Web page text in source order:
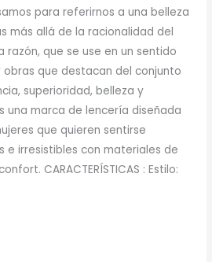
€.
para referirnos a una belleza
más allá de la racionalidad del
razón, que se use en un sentido
que destacan del conjunto
superioridad, belleza y
una marca de lencería diseñada
que quieren sentirse
e irresistibles con materiales de
CARACTERÍSTICAS : Estilo: